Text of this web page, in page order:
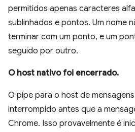
permitidos apenas caracteres
sublinhados e pontos. Um nome
terminar com um ponto, e um
seguido por outro.
O host nativo foi encerrado.
O pipe para o host de
interrompido antes que a
Chrome. Isso provavelmente é